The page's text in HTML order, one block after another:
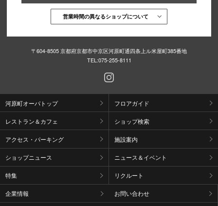
営業時間の異なるショップについて
〒604-8505 京都府京都市中京区河原町通四条上ル米屋町385番地
TEL:075-255-8111
河原町オーパトップ フロアガイド
レストラン＆カフェ ショップ検索
アクセス・パーキング 施設案内
ショップニュース ニュース＆イベント
特集 リクルート
企業情報 お問い合わせ